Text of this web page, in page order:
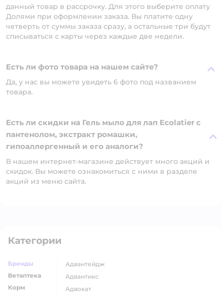
данный товар в рассрочку. Для этого выберите оплату
Долями при оформлении заказа. Вы платите одну
четверть от суммы заказа сразу, а остальные три будут
списываться с карты через каждые две недели.
Есть ли фото товара на нашем сайте?
Да, у нас вы можете увидеть 6 фото под названием
товара.
Есть ли скидки на Гель мыло для лап Ecolatier с
пантенолом, экстракт ромашки,
гипоаллергенный и его аналоги?
В нашем интернет-магазине действует много акций и
скидок. Вы можете ознакомиться с ними в разделе
акций из меню сайта.
Категории
Бренды
Ветаптека
Корм
адвантейдж
адвантикс
адвокат